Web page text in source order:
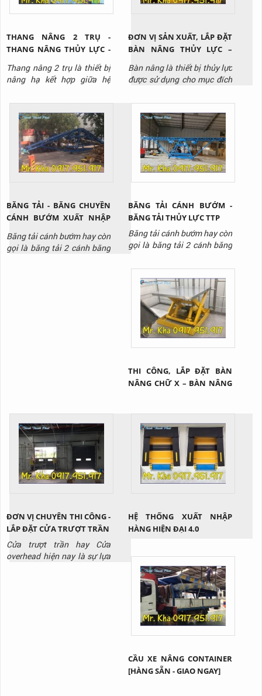
THANG NÂNG 2 TRỤ -
THANG NÂNG THỦY LỰC -
THANG NÂNG CÔNG
NGHIỆP
Thang nâng 2 trụ là thiết bị
nâng hạ kết hợp giữa hệ
cáp kéo để nâng hạ hàng
hóa, trang thiết bị lên cao
tại nhà máy, kho bãi, công
trình xây dựng,...
ĐƠN VỊ SẢN XUẤT, LẮP ĐẶT
BÀN NÂNG THỦY LỰC –
BÀN NÂNG HÀNG VIỆT
NAM
Bàn nâng là thiết bị thủy lực
được sử dụng cho mục đích
nhà kho, phân xưởng. Bàn
nâng được thiết kế đa dạng
với nhiều loại tải trọng,
chiều cao nâng để phù hợp
với nhiều mục đích sử dụng
khác nhau.
BĂNG TẢI - BĂNG CHUYỀN
CÁNH BƯỚM XUẤT NHẬP
HÀNG THỊNH THÀNH PHÁT
01
Băng tải cánh bướm hay còn
gọi là băng tải 2 cánh băng
BĂNG TẢI CÁNH BƯỚM -
BĂNG TẢI THỦY LỰC TTP
Băng tải cánh bướm hay còn
gọi là băng tải 2 cánh băng
hạ xuống một cách dễ dàng
nhờ vào hệ thống thủy lực
THI CÔNG, LẮP ĐẶT BÀN
NÂNG CHỮ X – BÀN NÂNG
ĐƠN VỊ CHUYÊN THI CÔNG -
LẮP ĐẶT CỬA TRƯỢT TRẦN
Cửa trượt trần hay Cửa
overhead hiện nay là sự lựa
HỆ THỐNG XUẤT NHẬP
HÀNG HIỆN ĐẠI 4.0
CẦU XE NÂNG CONTAINER
[HÀNG SẴN - GIAO NGAY]